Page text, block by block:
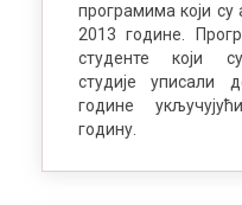
програмима који су
2013 године.
студенте који
студије уписали
године
годину.